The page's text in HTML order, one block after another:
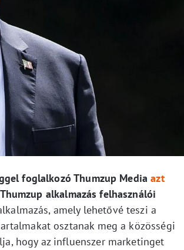
foglalkozó Thumzup Mediaazt
alkalmazás felhasználói
amely lehetővé teszi a
osztanak meg a közösségi
hogy az influenszer marketinget